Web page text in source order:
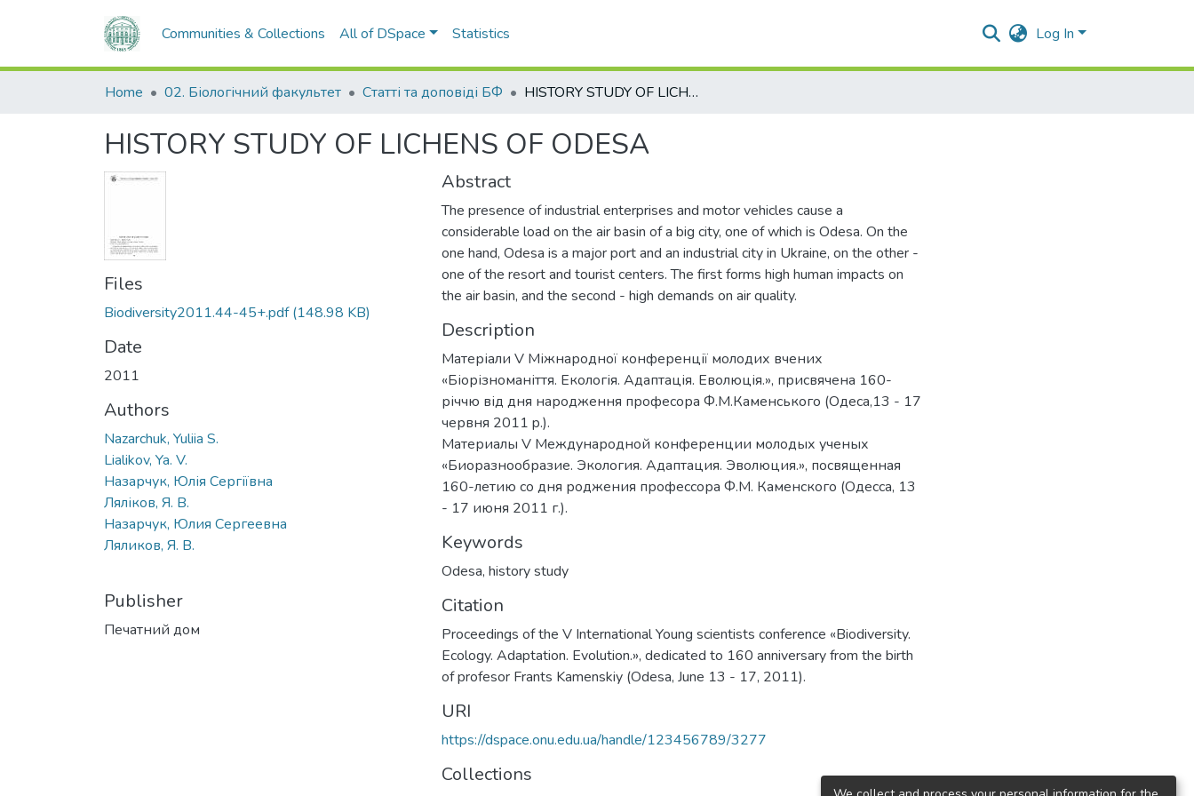
Communities & Collections All of DSpace Statistics Log In
Home 02. Біологічний факультет Статті та доповіді БФ HISTORY STUDY OF LICHENS OF ODESA
HISTORY STUDY OF LICHENS OF ODESA
Files
Biodiversity2011.44-45+.pdf(148.98 KB)
Date
2011
Authors
Nazarchuk, Yuliia S.
Lialikov, Ya. V.
Назарчук, Юлія Сергіївна
Ляліков, Я. В.
Назарчук, Юлия Сергеевна
Ляликов, Я. В.
Publisher
Печатний дом
Abstract
The presence of industrial enterprises and motor vehicles cause a
considerable load on the air basin of a big city, one of which is Odesa. On the
one hand, Odesa is a major port and an industrial city in Ukraine, on the other -
one of the resort and tourist centers. The first forms high human impacts on
the air basin, and the second - high demands on air quality.
Description
Матеріали V Міжнародної конференції молодих вчених
«Біорізноманіття. Екологія. Адаптація. Еволюція.», присвячена 160-
річчю від дня народження професора Ф.М.Каменського (Одеса,13 - 17
червня 2011 p.).
Материалы V Международной конференции молодых ученых
«Биоразнообразие. Экология. Адаптация. Эволюция.», посвященная
160-летию со дня роджения профессора Ф.М. Каменского (Одесса, 13
- 17 июня 2011 г.).
Keywords
Odesa, history study
Citation
Proceedings of the V International Young scientists conference «Biodiversity.
Ecology. Adaptation. Evolution.», dedicated to 160 anniversary from the birth
of profesor Frants Kamenskiy (Odesa, June 13 - 17, 2011).
URI
https://dspace.onu.edu.ua/handle/123456789/3277
Collections